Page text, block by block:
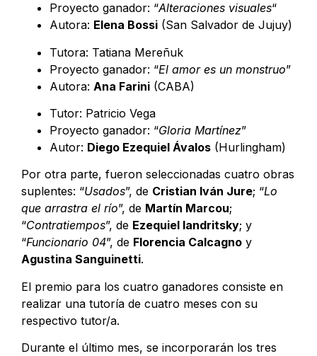
Proyecto ganador: “Alteraciones visuales“
Autora: Elena Bossi (San Salvador de Jujuy)
Tutora: Tatiana Mereñuk
Proyecto ganador: “El amor es un monstruo”
Autora: Ana Farini (CABA)
Tutor: Patricio Vega
Proyecto ganador: “Gloria Martínez”
Autor: Diego Ezequiel Ávalos (Hurlingham)
Por otra parte, fueron seleccionadas cuatro obras
suplentes: “Usados”, de Cristian Iván Jure; “Lo
que arrastra el río”, de Martín Marcou;
“Contratiempos”, de Ezequiel Iandritsky; y
“Funcionario 04”, de Florencia Calcagno y
Agustina Sanguinetti.
El premio para los cuatro ganadores consiste en
realizar una tutoría de cuatro meses con su
respectivo tutor/a.
Durante el último mes, se incorporarán los tres